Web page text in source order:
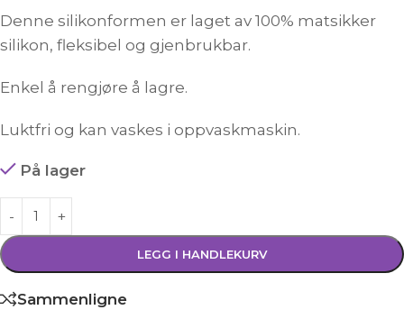
Denne silikonformen er laget av 100% matsikker
silikon, fleksibel og gjenbrukbar.
Enkel å rengjøre å lagre.
Luktfri og kan vaskes i oppvaskmaskin.
På lager
LEGG I HANDLEKURV
Sammenligne